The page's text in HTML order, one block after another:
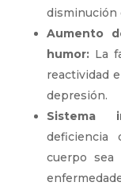
disminución
Aumento
humor:La
reactividad
depresión.
Sistema
deficiencia
cuerpo sea